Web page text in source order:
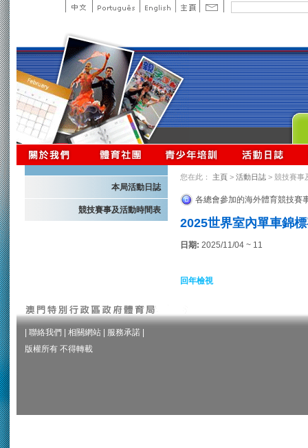
本局活動日誌
競技賽事及活動時間表
您在此： 主頁 > 活動日誌 > 競技賽事
各總會參加的海外體育競技賽
2025世界室內單車錦
日期: 2025/11/04 ~ 11
回年檢視
聯絡我們 相關網站 服務承諾
版權所有 不得轉載